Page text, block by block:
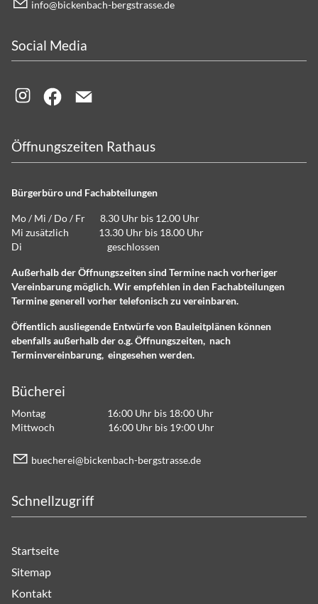
info@bickenbach-bergstrasse.de
Social Media
Öffnungszeiten Rathaus
Bürgerbüro und Fachabteilungen
Mo / Mi / Do / Fr 8.30 Uhr bis 12.00 Uhr
Mi zusätzlich 13.30 Uhr bis 18.00 Uhr
Di geschlossen
Außerhalb der Öffnungszeiten sind Termine nach vorheriger
Vereinbarung möglich. Wir empfehlen in den Fachabteilungen
Termine generell vorher telefonisch zu vereinbaren.
Öffentlich ausliegende Entwürfe von Bauleitplänen können
ebenfalls außerhalb der o.g. Öffnungszeiten, nach
Terminvereinbarung, eingesehen werden.
Bücherei
Montag 16:00 Uhr bis 18:00 Uhr
Mittwoch 16:00 Uhr bis 19:00 Uhr
b ch r b ck nb ch-b rgstr ss d
Schnellzugriff
Startseite
Sitemap
Kontakt